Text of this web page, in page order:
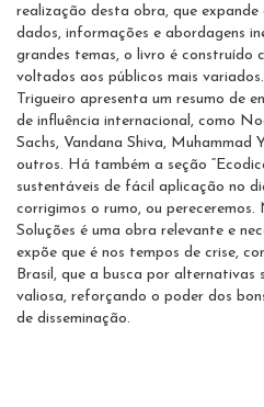
realização desta obra, que
dados, informações e abordagens
grandes temas, o livro é construído
voltados aos públicos mais
Trigueiro apresenta um resumo de
de influência internacional, como
Sachs, Vandana Shiva, Muhammad
outros. Há também a seção
sustentáveis de fácil aplicação no
corrigimos o rumo, ou pereceremos.
Soluções é uma obra relevante e
expõe que é nos tempos de crise,
Brasil, que a busca por alternativas
valiosa, reforçando o poder dos
de disseminação.